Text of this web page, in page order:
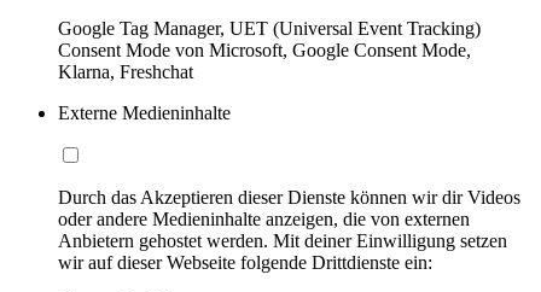
Google Tag Manager, UET (Universal Event Tracking)
Consent Mode von Microsoft, Google Consent Mode,
Klarna, Freshchat
Externe Medieninhalte
Durch das Akzeptieren dieser Dienste können wir dir Videos
oder andere Medieninhalte anzeigen, die von externen
Anbietern gehostet werden. Mit deiner Einwilligung setzen
wir auf dieser Webseite folgende Drittdienste ein: